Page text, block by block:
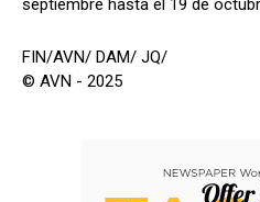
septiembre hasta el 19 de
FIN/AVN/ DAM/ JQ/
© AVN - 2025